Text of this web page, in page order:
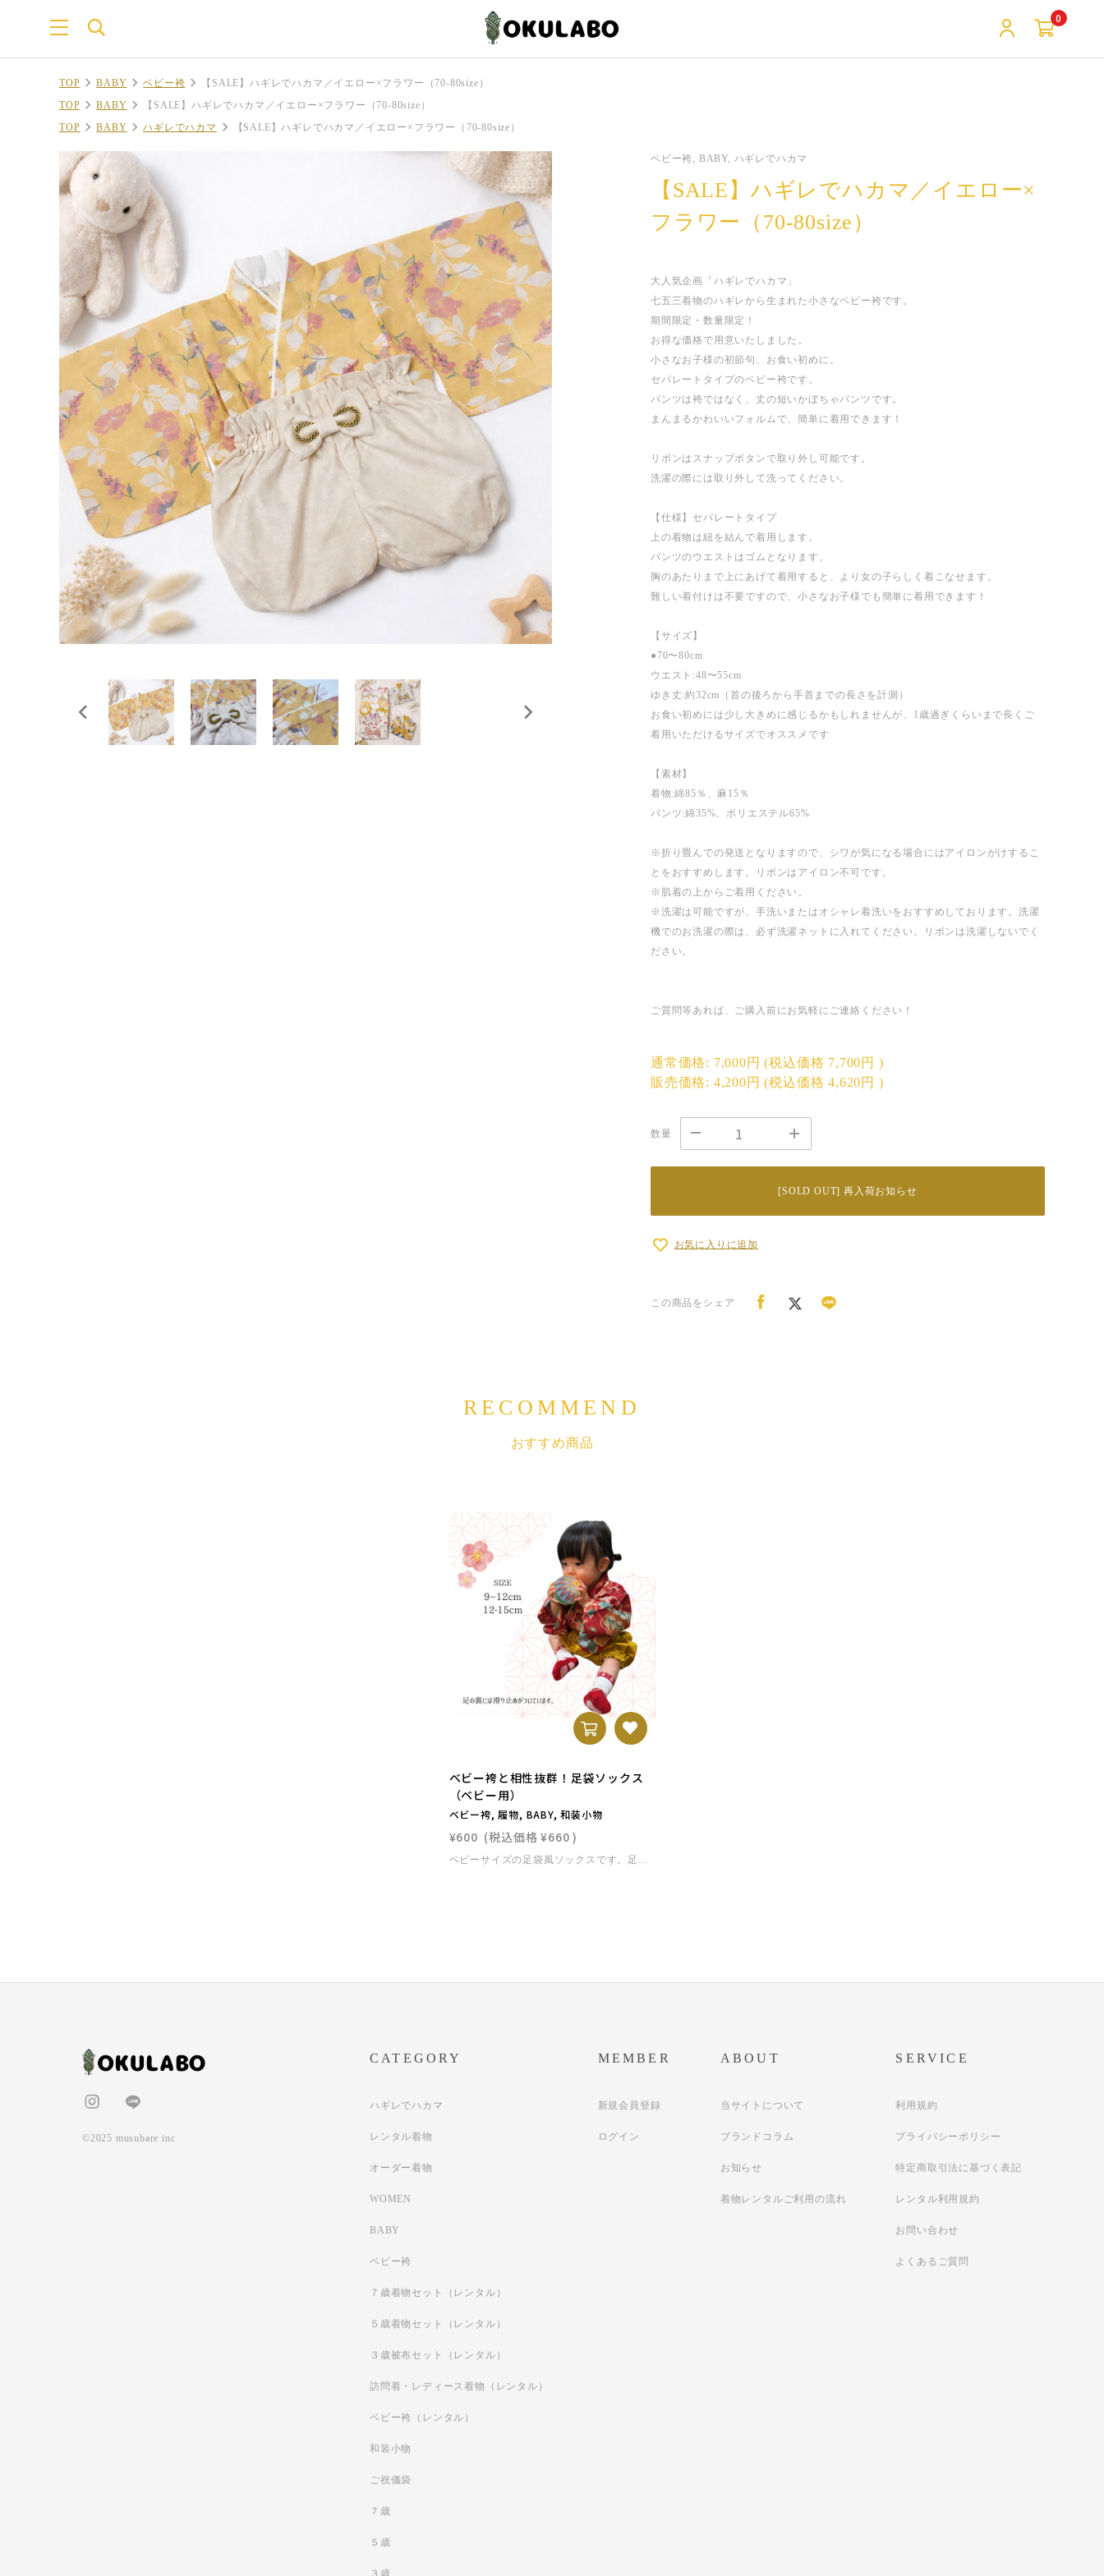
0
TOP BABY ベビー袴
【SALE】ハギレでハカマ／イエロー×フラワー（70-80size）
TOP
BABY
【SALE】ハギレでハカマ／イエロー×フラワー（70-80size）
TOP
BABY ハギレでハカマ 【SALE】ハギレでハカマ／イエロー×フラワー（70-80size）
ベビー袴, BABY, ハギレでハカマ
【SALE】ハギレでハカマ／イエロー×
フラワー（70-80size）
大人気企画「ハギレでハカマ」
七五三着物のハギレから生まれた小さなベビー袴です。
期間限定・数量限定！
お得な価格で用意いたしました。
小さなお子様の初節句、お食い初めに。
セパレートタイプのベビー袴です。
パンツは袴ではなく、丈の短いかぼちゃパンツです。
まんまるかわいいフォルムで、簡単に着用できます！
リボンはスナップボタンで取り外し可能です。
洗濯の際には取り外して洗ってください。
【仕様】セパレートタイプ
上の着物は紐を結んで着用します。
パンツのウエストはゴムとなります。
胸のあたりまで上にあげて着用すると、より女の子らしく着こなせます。
難しい着付けは不要ですので、小さなお子様でも簡単に着用できます！
【サイズ】
●70〜80cm
ウエスト:48〜55cm
ゆき丈:約32cm（首の後ろから手首までの長さを計測）
お食い初めには少し大きめに感じるかもしれませんが、1歳過ぎくらいまで長くご
着用いただけるサイズでオススメです
【素材】
着物:綿85％、麻15％
パンツ:綿35%、ポリエステル65%
※折り畳んでの発送となりますので、シワが気になる場合にはアイロンがけするこ
とをおすすめします。リボンはアイロン不可です。
※肌着の上からご着用ください。
※洗濯は可能ですが、手洗いまたはオシャレ着洗いをおすすめしております。洗濯
機でのお洗濯の際は、必ず洗濯ネットに入れてください。リボンは洗濯しないでく
ださい。
ご質問等あれば、ご購入前にお気軽にご連絡ください！
通常価格: 7,000円 (税込価格 7,700円 )
販売価格: 4,200円 (税込価格4,620円 )
数量
[SOLD OUT] 再入荷お知らせ
お気に入りに追加
この商品をシェア
RECOMMEND
おすすめ商品
ベビー袴と相性抜群！足袋ソックス
（ベビー用）
ベビー袴, 履物, BABY, 和装小物
¥600 (税込価格 ¥660 )
ベビーサイズの足袋風ソックスです。足袋は履けないけど着物感を出したい方へ！OKULABOベビー袴との相性も抜群です◎通常の靴下と同様にご着用いただけます。◾️カラーREDPINKNAVYBLACK◾️サイズ9-12cm12-15cm※こちらはセレクト商品です。OKULABOオリジナル商品ではございません。※発送はご入金後2〜3営業日が目安となります。
©2025 musubare inc
CATEGORY
ハギレでハカマ
レンタル着物
オーダー着物
WOMEN
BABY
ベビー袴
７歳着物セット（レンタル）
５歳着物セット（レンタル）
３歳被布セット（レンタル）
訪問着・レディース着物（レンタル）
ベビー袴（レンタル）
和装小物
ご祝儀袋
７歳
５歳
３歳
MEMBER
新規会員登録
ログイン
ABOUT
当サイトについて
ブランドコラム
お知らせ
着物レンタルご利用の流れ
SERVICE
利用規約
プライバシーポリシー
特定商取引法に基づく表記
レンタル利用規約
お問い合わせ
よくあるご質問